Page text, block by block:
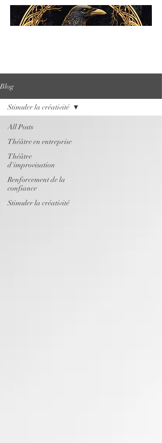
Blog
All Posts
Théâtre en entreprise
Théâtre
d'improvisation
Renforcement de la
confiance
Stimuler la créativité
Stimuler la créativité